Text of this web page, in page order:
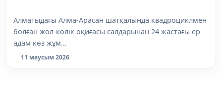
Алматыдағы Алма-Арасан шатқалында квадроциклмен
болған жол-көлік оқиғасы салдарынан 24 жастағы ер
адам көз жұм...
11 маусым 2026